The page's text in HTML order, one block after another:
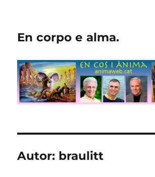
En corpo e alma.
Autor: braulitt